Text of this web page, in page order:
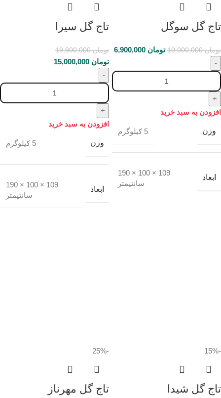
تاج گل سوگل
تومان10,000,000 تومان
افزودن به سبد خرید
وزن 5 کیلوگرم
ابعاد
109 × 100 × 190
سانتیمتر
تاج گل سیرا
تومان19,900,000
تومان
افزودن به سبد خرید
وزن 5 کیلوگرم
ابعاد
109 × 100 × 190
سانتیمتر
-15%
تاج گل شیدا
-25%
تاج گل مهرناز